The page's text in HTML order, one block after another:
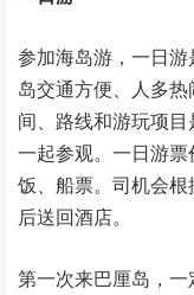
参加海岛游，一日
岛交通方便、人多
间、路线和游玩项
一起参观。一日游
饭、船票。司机会
后送回酒店。
第一次来巴厘岛，一